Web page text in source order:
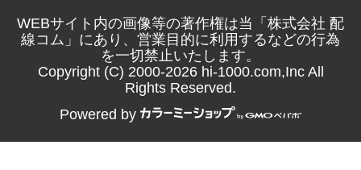
WEBサイト内の画像等の著作権は当「株式会社 配
線コム」にあり、営業目的に利用するなどの行為
を一切禁止いたします。
Copyright (C) 2000-2026 hi-1000.com,Inc All
Rights Reserved.
Powered by